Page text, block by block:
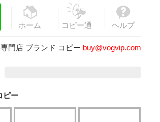
ホーム
コピー通
ヘルプ
門店 ブランド コピー buy@vogvip.com
ピー